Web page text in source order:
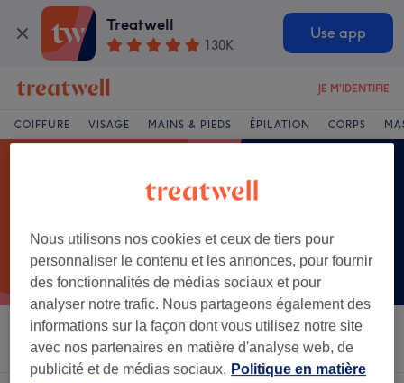
Treatwell
130K
Use app
JE M'IDENTIFIE
COIFFURE VISAGE MAINS & PIEDS ÉPILATION CORPS
Salons Offres Express
Nous utilisons nos cookies et ceux de tiers pour
personnaliser le contenu et les annonces, pour fournir
des fonctionnalités de médias sociaux et pour
analyser notre trafic. Nous partageons également des
informations sur la façon dont vous utilisez notre site
avec nos partenaires en matière d'analyse web, de
publicité et de médias sociaux. Politique en matière